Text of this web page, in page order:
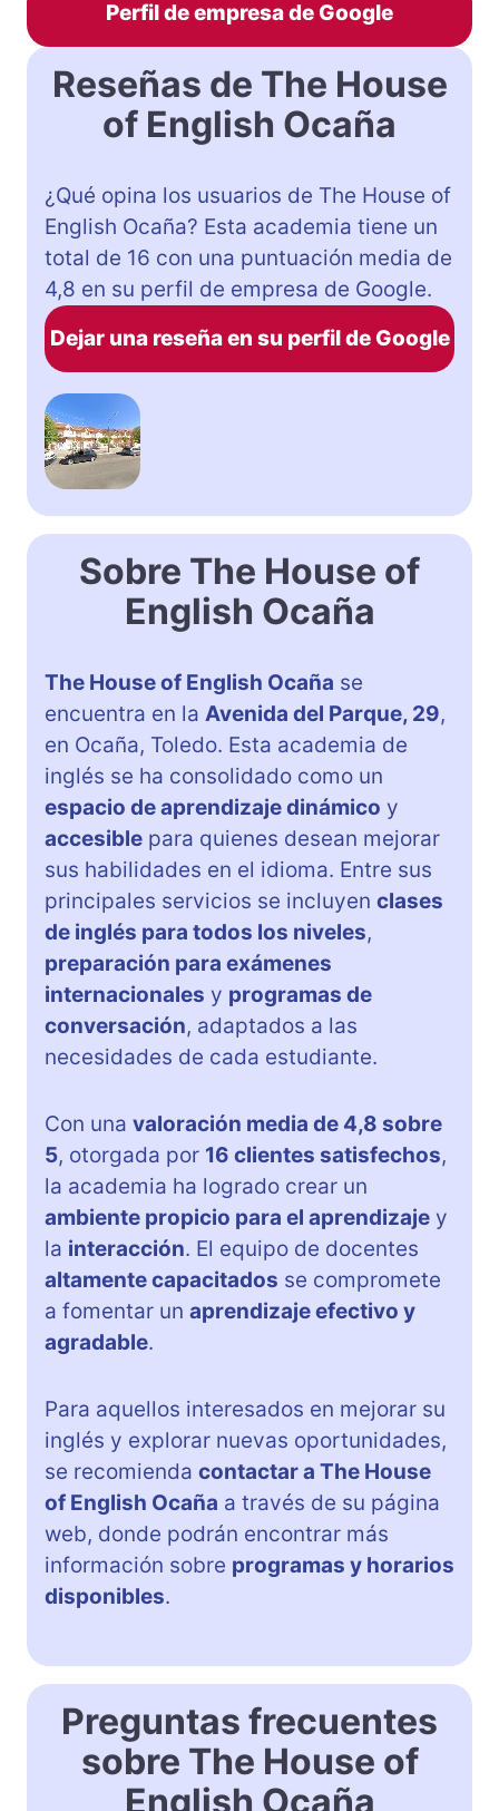
Perfil de empresa de Google
Reseñas de The House
of English Ocaña
¿Qué opina los usuarios de The House of
English Ocaña? Esta academia tiene un
total de 16 con una puntuación media de
4,8 en su perfil de empresa de Google.
Dejar una reseña en su perfil de Google
Sobre The House of
English Ocaña
The House of English Ocaña se
encuentra en la Avenida del Parque, 29,
en Ocaña, Toledo. Esta academia de
inglés se ha consolidado como un
espacio de aprendizaje dinámico y
accesible para quienes desean mejorar
sus habilidades en el idioma. Entre sus
principales servicios se incluyen clases
de inglés para todos los niveles,
preparación para exámenes
internacionales y programas de
conversación, adaptados a las
necesidades de cada estudiante.
Con una valoración media de 4,8 sobre
5, otorgada por 16 clientes satisfechos,
la academia ha logrado crear un
ambiente propicio para el aprendizaje y
la interacción. El equipo de docentes
altamente capacitados se compromete
a fomentar un aprendizaje efectivo y
agradable.
Para aquellos interesados en mejorar su
inglés y explorar nuevas oportunidades,
se recomienda contactar a The House
of English Ocaña a través de su página
web, donde podrán encontrar más
información sobre programas y horarios
disponibles.
Preguntas frecuentes
sobre The House of
English Ocaña